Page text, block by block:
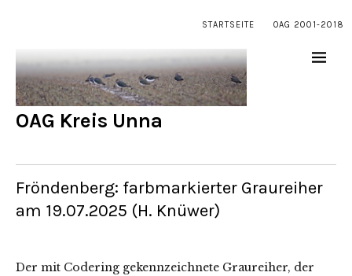
STARTSEITE OAG 2001-2018
OAG Kreis Unna
Fröndenberg: farbmarkierter Graureiher
am 19.07.2025 (H. Knüwer)
Der mit Codering gekennzeichnete Graureiher, der